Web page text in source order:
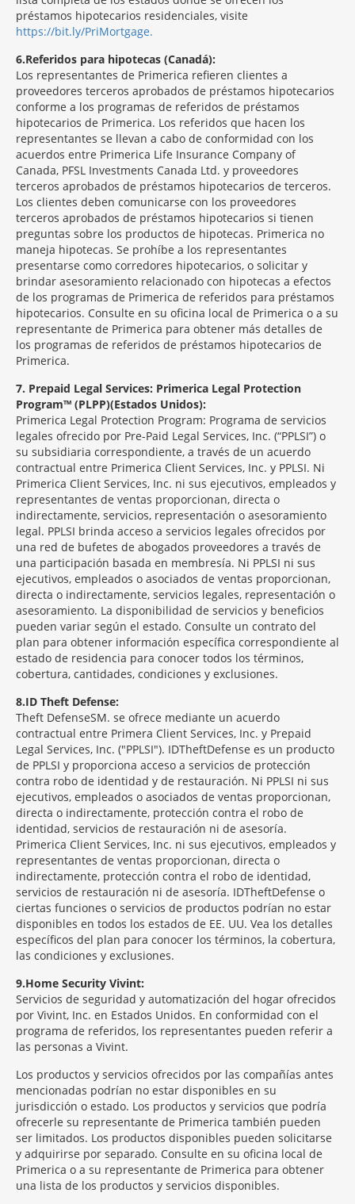
préstamos hipotecarios residenciales, visite
https://bit.ly/PriMortgage.
6 Referidos para hipotecas (Canadá):
Los representantes de Primerica refieren clientes a
proveedores terceros aprobados de préstamos hipotecarios
conforme a los programas de referidos de préstamos
hipotecarios de Primerica. Los referidos que hacen los
representantes se llevan a cabo de conformidad con los
acuerdos entre Primerica Life Insurance Company of
Canada, PFSL Investments Canada Ltd. y proveedores
terceros aprobados de préstamos hipotecarios de terceros.
Los clientes deben comunicarse con los proveedores
terceros aprobados de préstamos hipotecarios si tienen
preguntas sobre los productos de hipotecas. Primerica no
maneja hipotecas. Se prohíbe a los representantes
presentarse como corredores hipotecarios, o solicitar y
brindar asesoramiento relacionado con hipotecas a efectos
de los programas de Primerica de referidos para préstamos
hipotecarios. Consulte en su oficina local de Primerica o a su
representante de Primerica para obtener más detalles de
los programas de referidos de préstamos hipotecarios de
Primerica.
7 Prepaid Legal Services: Primerica Legal Protection
Program™ (PLPP)(Estados Unidos):
Primerica Legal Protection Program: Programa de servicios
legales ofrecido por Pre-Paid Legal Services, Inc. (“PPLSI”) o
su subsidiaria correspondiente, a través de un acuerdo
contractual entre Primerica Client Services, Inc. y PPLSI. Ni
Primerica Client Services, Inc. ni sus ejecutivos, empleados y
representantes de ventas proporcionan, directa o
indirectamente, servicios, representación o asesoramiento
legal. PPLSI brinda acceso a servicios legales ofrecidos por
una red de bufetes de abogados proveedores a través de
una participación basada en membresía. Ni PPLSI ni sus
ejecutivos, empleados o asociados de ventas proporcionan,
directa o indirectamente, servicios legales, representación o
asesoramiento. La disponibilidad de servicios y beneficios
pueden variar según el estado. Consulte un contrato del
plan para obtener información específica correspondiente al
estado de residencia para conocer todos los términos,
cobertura, cantidades, condiciones y exclusiones.
8 ID Theft Defense:
Theft DefenseSM se ofrece mediante un acuerdo
contractual entre Primera Client Services, Inc. y Prepaid
Legal Services, Inc. ("PPLSI"). IDTheftDefense es un producto
de PPLSI y proporciona acceso a servicios de protección
contra robo de identidad y de restauración. Ni PPLSI ni sus
ejecutivos, empleados o asociados de ventas proporcionan,
directa o indirectamente, protección contra el robo de
identidad, servicios de restauración ni de asesoría.
Primerica Client Services, Inc. ni sus ejecutivos, empleados y
representantes de ventas proporcionan, directa o
indirectamente, protección contra el robo de identidad,
servicios de restauración ni de asesoría. IDTheftDefense o
ciertas funciones o servicios de productos podrían no estar
disponibles en todos los estados de EE. UU. Vea los detalles
específicos del plan para conocer los términos, la cobertura,
las condiciones y exclusiones.
9 Home Security Vivint:
Servicios de seguridad y automatización del hogar ofrecidos
por Vivint, Inc. en Estados Unidos. En conformidad con el
programa de referidos, los representantes pueden referir a
las personas a Vivint.
Los productos y servicios ofrecidos por las compañías antes
mencionadas podrían no estar disponibles en su
jurisdicción o estado. Los productos y servicios que podría
ofrecerle su representante de Primerica también pueden
ser limitados. Los productos disponibles pueden solicitarse
y adquirirse por separado. Consulte en su oficina local de
Primerica o a su representante de Primerica para obtener
una lista de los productos y servicios disponibles.